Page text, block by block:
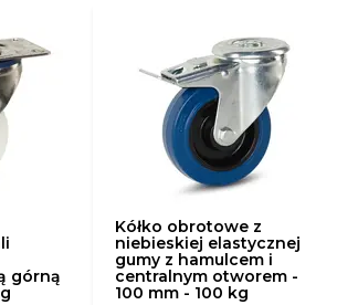
górną
Kółko obrotowe z
niebieskiej elastycznej
gumy z hamulcem i
centralnym otworem -
100 mm - 100 kg